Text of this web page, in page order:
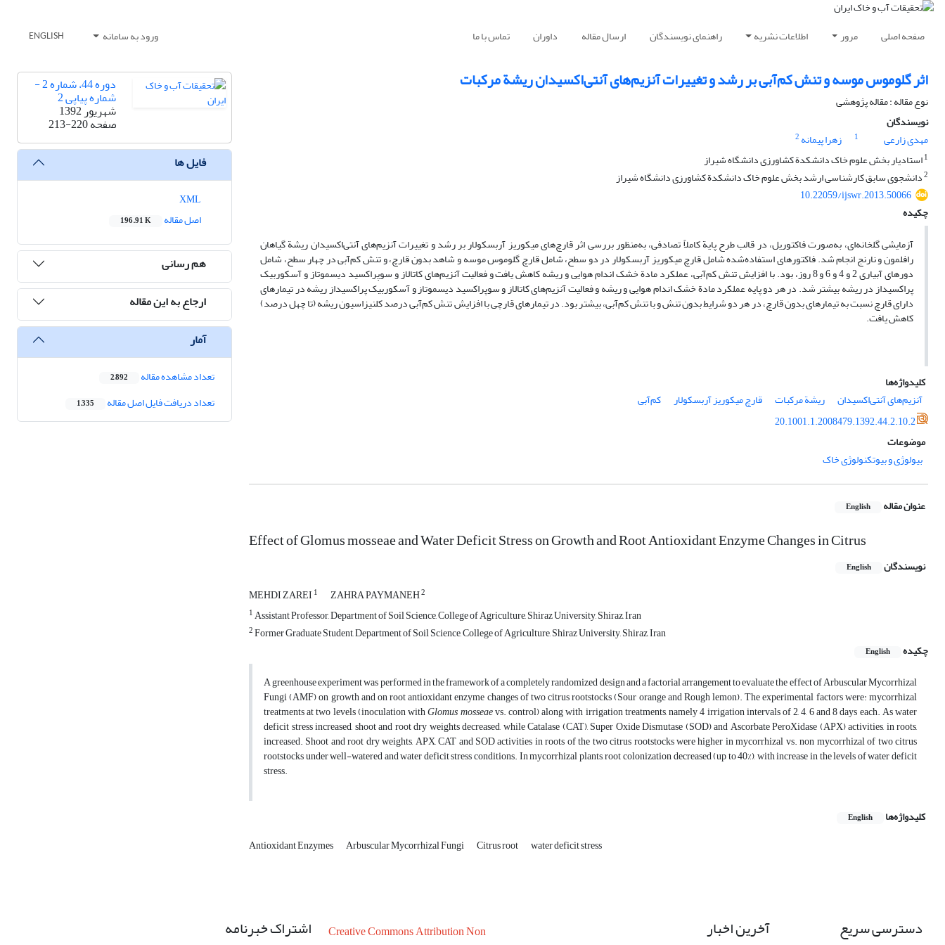
صفحه اصلی مرور اطلاعات نشریه راهنمای نویسندگان ارسال مقاله داوران تماس با ما ورود به سامانه ENGLISH
اثر گلوموس موسه‌ و تنش کم‌آبی بر رشد و تغییرات آنزیم‌های آنتی‌اکسیدان ریشة مرکبات
نوع مقاله : مقاله پژوهشی
نویسندگان
مهدی زارعی
1 زهرا پیمانه 2
1استادیار بخش علوم خاک دانشکدة کشاورزی دانشگاه شیراز
2دانشجوی سابق کارشناسی ارشد‌ بخش علوم خاک دانشکدة کشاورزی دانشگاه شیراز
10.22059/ijswr.2013.50066
چکیده
آزمایشی گلخانه‌‌ای، به‌صورت فاکتوریل، در قالب طرح پایة کاملاً تصادفی، به‌منظور بررسی اثر قارچ‌های میکوریز ‌آربسکولار بر رشد و تغییرات آنزیم‌های آنتی‌اکسیدان ریشة گیاهان
رافلمون و نارنج انجام شد. فاکتور‌های استفاده‌شده شامل قارچ میکوریز آربسکولار در دو سطح، شامل قارچ گلوموس موسه و شاهد بدون قارچ، و تنش کم‌آبی در چهار سطح، شامل
دور‌های آبیار‌ی 2 و 4 و 6 و 8 روز، بود. با افزایش تنش کم‌آبی، عملکرد مادة خشک اندام هوایی و ریشه کاهش‌ یافت و فعالیت آنزیم‌های کاتالاز و سوپراکسید دیسموتاز و آسکوربیک
پراکسیداز در ریشه بیشتر شد. در هر دو پایه عملکرد مادة خشک اندام هوایی و ریشه و فعالیت آنزیم‌های کاتالاز و سوپراکسید دیسموتاز و آسکوربیک پراکسیداز ریشه در تیمارهای
دارای قارچ نسبت به تیمارهای بدون قارچ، در هر دو شرایط بدون تنش و با تنش کم‌آبی، بیشتر بود. در تیمارهای قارچی با افزایش تنش کم‌آبی درصد کلنیزاسیون ریشه (تا چهل درصد)
کاهش یافت.
کلیدواژه‌ها
آنزیم‌های آنتی‌اکسیدان
ریشة مرکبات قارچ میکوریز آربسکولار
کم‌آبی
20.1001.1.2008479.1392.44.2.10.2
موضوعات
بیولوژی و بیوتکنولوژی خاک
عنوان مقاله English
Effect of Glomus mosseae and Water Deficit Stress on Growth and Root Antioxidant Enzyme Changes in Citrus
نویسندگان English
MEHDI ZAREI 1 ZAHRA PAYMANEH2
1Assistant Professor, Department of Soil Science, College of Agriculture, Shiraz University, Shiraz, Iran
2Former Graduate Student, Department of Soil Science, College of Agriculture, Shiraz University, Shiraz, Iran
چکیده
English
A greenhouse experiment was performed in the framework of a completely randomized design and a factorial arrangement to evaluate the effect of Arbuscular Mycorrhizal
Fungi (AMF) on growth and on root antioxidant enzyme changes of two citrus rootstocks (Sour orange and Rough lemon). The experimental factors were: mycorrhizal
treatments at two levels (inoculation withGlomus mosseaevs. control) along with irrigation treatments, namely 4 irrigation intervals of 2, 4, 6 and 8 days each. As water
deficit stress increased, shoot and root dry weights decreased, while Catalase (CAT), Super Oxide Dismutase (SOD) and Ascorbate PeroXidase (APX) activities, in roots,
increased. Shoot and root dry weights, APX, CAT and SOD activities in roots of the two citrus rootstocks were higher in mycorrhizal vs. non mycorrhizal of two citrus
rootstocks under well-watered and water deficit stress conditions. In mycorrhizal plants, root colonization decreased (up to 40%), with increase in the levels of water deficit
stress.
کلیدواژه‌ها English
Antioxidant Enzymes Arbuscular Mycorrhizal Fungi Citrus root water deficit stress
دوره 44، شماره 2 -
شماره پیاپی 2
شهریور 1392
صفحه213-220
فایل ها
اصل مقاله
196.91 K
هم رسانی
ارجاع به این مقاله
آمار
تعداد مشاهده مقاله 2,892
تعداد دریافت فایل اصل مقاله 1,335
دسترسی سریع آخرین اخبار
Creative Commons Attribution Non
اشتراک خبرنامه